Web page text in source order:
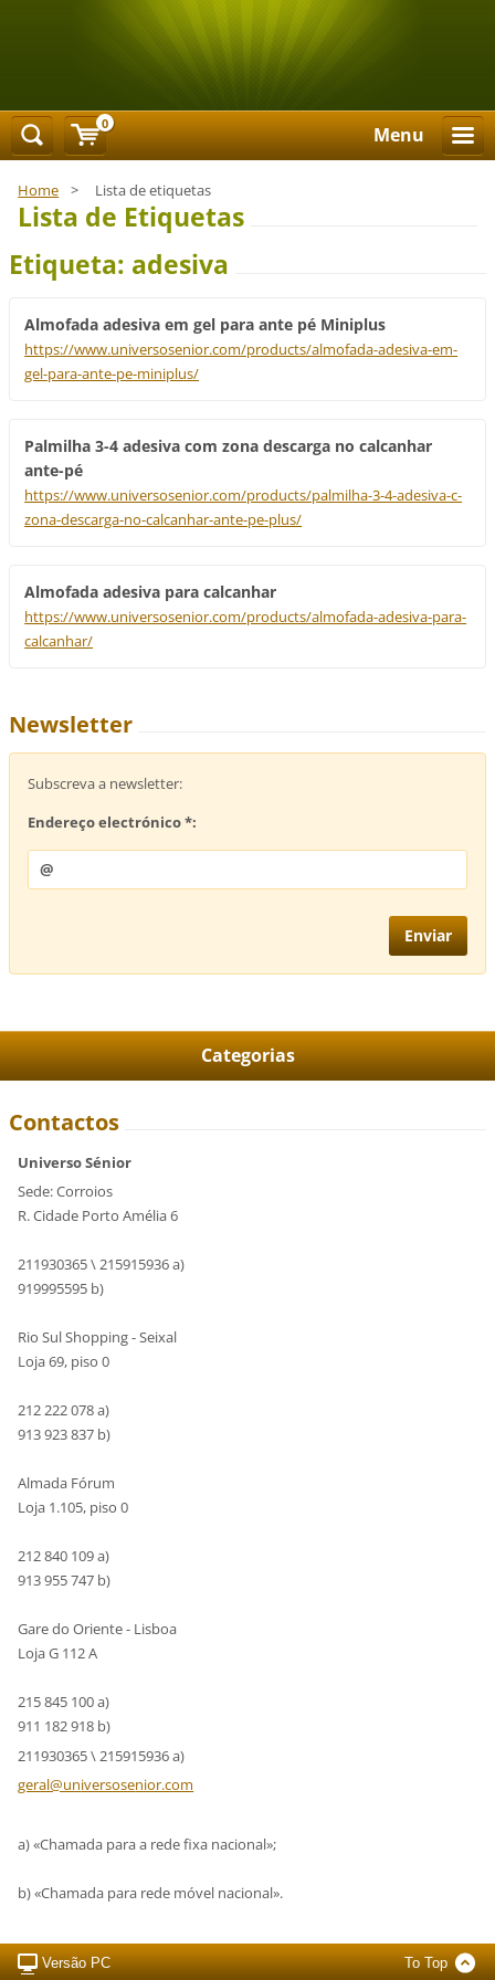
Menu
Home > Lista de etiquetas
Lista de Etiquetas
Etiqueta: adesiva
Almofada adesiva em gel para ante pé Miniplus
https://www.universosenior.com/products/almofada-adesiva-em-
gel-para-ante-pe-miniplus/
Palmilha 3-4 adesiva com zona descarga no calcanhar
ante-pé
https://www.universosenior.com/products/palmilha-3-4-adesiva-c-
zona-descarga-no-calcanhar-ante-pe-plus/
Almofada adesiva para calcanhar
https://www.universosenior.com/products/almofada-adesiva-para-
calcanhar/
Newsletter
Subscreva a newsletter:
Endereço electrónico *:
Categorias
Contactos
Universo Sénior
Sede: Corroios
R. Cidade Porto Amélia 6
211930365 \ 215915936 a)
919995595 b)
Rio Sul Shopping - Seixal
Loja 69, piso 0
212 222 078 a)
913 923 837 b)
Almada Fórum
Loja 1.105, piso 0
212 840 109 a)
913 955 747 b)
Gare do Oriente - Lisboa
Loja G 112 A
215 845 100 a)
911 182 918 b)
211930365 \ 215915936 a)
geral@universosenior.com
a) «Chamada para a rede fixa nacional»;
b) «Chamada para rede móvel nacional».
Versão PC To Top
0